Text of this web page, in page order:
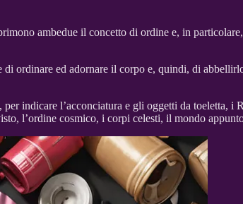
ambedue il concetto di ordine e, in
di ordinare ed adornare il corpo e, quindi, di
indicare l’acconciatura e gli oggetti da toeletta, i
l’ordine cosmico, i corpi celesti, il mondo